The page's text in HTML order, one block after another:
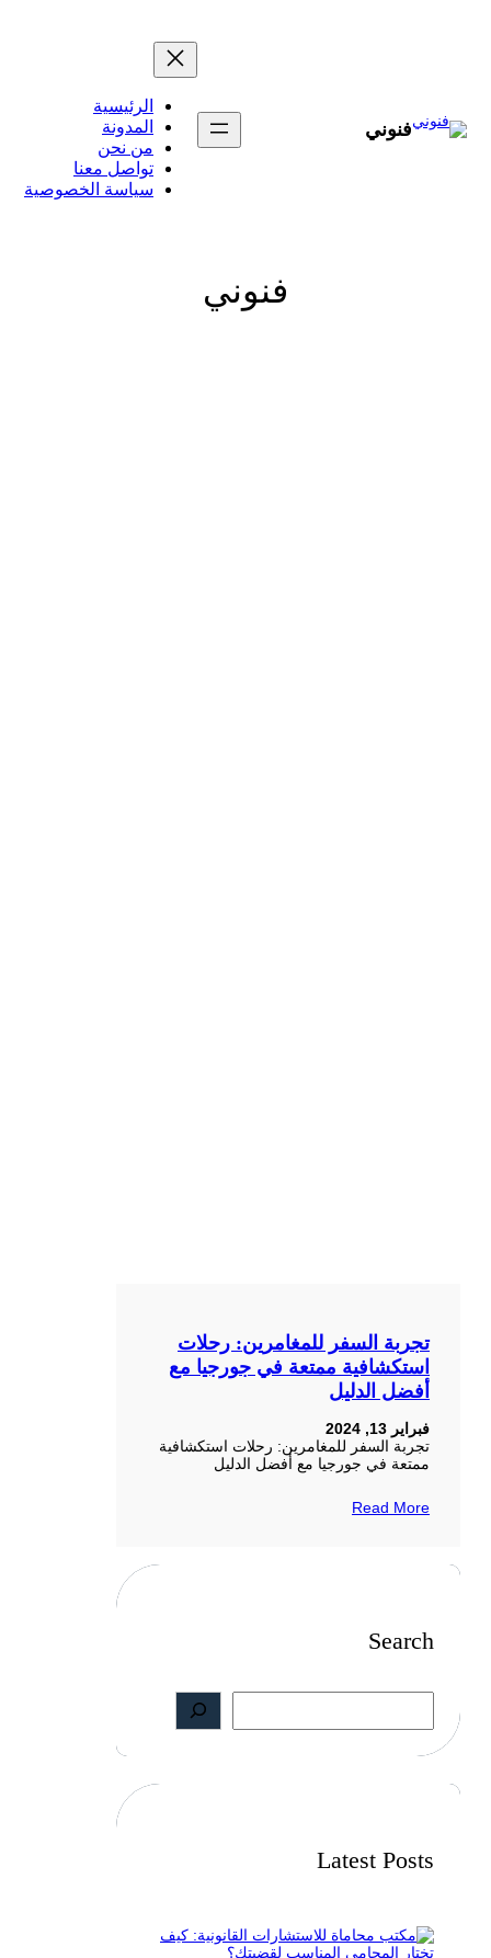
فنوني
الرئيسية
المدونة
من نحن
تواصل معنا
سياسة الخصوصية
فنوني
تجربة السفر للمغامرين: رحلات
استكشافية ممتعة في جورجيا مع
أفضل الدليل
فبراير 13, 2024
تجربة السفر للمغامرين: رحلات استكشافية
ممتعة في جورجيا مع أفضل الدليل
Read More
Search
S
a
r
Latest Posts